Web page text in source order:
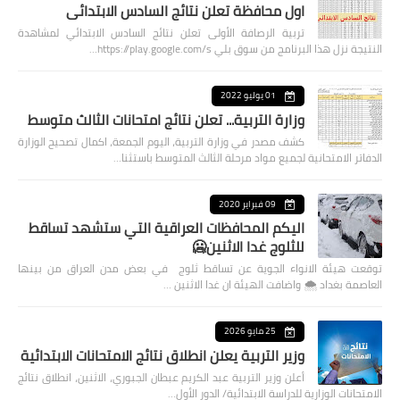
اول محافظة تعلن نتائج السادس الابتدائي
تربية الرصافة الأولى تعلن نتائج السادس الابتدائي لمشاهدة
النتيجة نزل هذا البرنامج من سوق بلي https://play.google.com/s…
01 يوليو 2022
وزارة التربية... تعلن نتائج امتحانات الثالث متوسط
كشف مصدر في وزارة التربية، اليوم الجمعة، اكمال تصحيح الوزارة
الدفاتر الامتحانية لجميع مواد مرحلة الثالث المتوسط باستثنا…
09 فبراير 2020
اليكم المحافظات العراقية التي ستشهد تساقط
للثلوج غدا الاثنين🥶
توقعت هيئة الانواء الجوية عن تساقط ثلوج في بعض مدن العراق من بينها
العاصمة بغداد ⁦🌨️⁩ واضافت الهيئة ان غدا الاثنين …
25 مايو 2026
وزير التربية يعلن انطلاق نتائج الامتحانات الابتدائية
أعلن وزير التربية عبد الكريم عبطان الجبوري، الاثنين، انطلاق نتائج
الامتحانات الوزارية للدراسة الابتدائية/ الدور الأول…